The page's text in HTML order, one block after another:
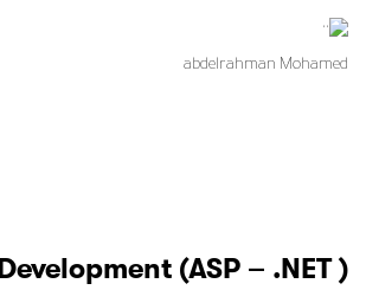
abdelrahman Mohamed
(ASP – .NET )